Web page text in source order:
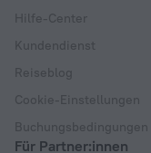
Hilfe-Center
Kundendienst
Reiseblog
Cookie-Einstellungen
Buchungsbedingungen
Für Partner:innen